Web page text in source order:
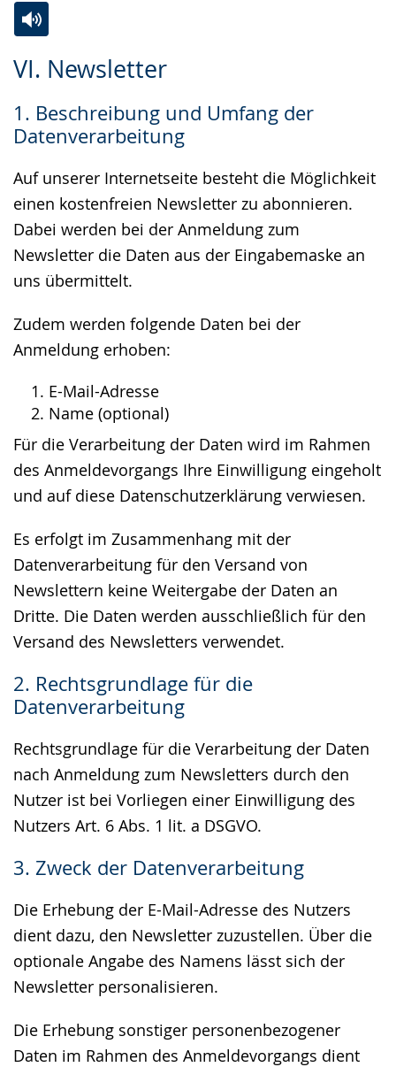
VI. Newsletter
1. Beschreibung und Umfang der
Datenverarbeitung
Auf unserer Internetseite besteht die Möglichkeit
einen kostenfreien Newsletter zu abonnieren.
Dabei werden bei der Anmeldung zum
Newsletter die Daten aus der Eingabemaske an
uns übermittelt.
Zudem werden folgende Daten bei der
Anmeldung erhoben:
E-Mail-Adresse
Name (optional)
Für die Verarbeitung der Daten wird im Rahmen
des Anmeldevorgangs Ihre Einwilligung eingeholt
und auf diese Datenschutzerklärung verwiesen.
Es erfolgt im Zusammenhang mit der
Datenverarbeitung für den Versand von
Newslettern keine Weitergabe der Daten an
Dritte. Die Daten werden ausschließlich für den
Versand des Newsletters verwendet.
2. Rechtsgrundlage für die
Datenverarbeitung
Rechtsgrundlage für die Verarbeitung der Daten
nach Anmeldung zum Newsletters durch den
Nutzer ist bei Vorliegen einer Einwilligung des
Nutzers Art. 6 Abs. 1 lit. a DSGVO.
3. Zweck der Datenverarbeitung
Die Erhebung der E-Mail-Adresse des Nutzers
dient dazu, den Newsletter zuzustellen. Über die
optionale Angabe des Namens lässt sich der
Newsletter personalisieren.
Die Erhebung sonstiger personenbezogener
Daten im Rahmen des Anmeldevorgangs dient
Leichten
wechseln.
Audio-
Video
Deutscher
wird
angezeigt.